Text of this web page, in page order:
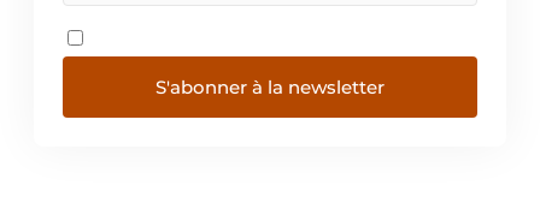
S'abonner à la newsletter